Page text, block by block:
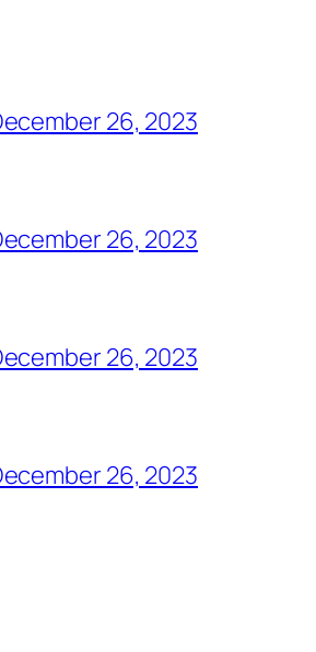
26, 2023
26, 2023
26, 2023
26, 2023